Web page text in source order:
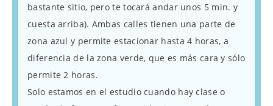
bastante sitio, pero te tocará andar unos 5 min. y
cuesta arriba). Ambas calles tienen una parte de
zona azul y permite estacionar hasta 4 horas, a
diferencia de la zona verde, que es más cara y sólo
permite 2 horas.
Solo estamos en el estudio cuando hay clase o